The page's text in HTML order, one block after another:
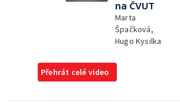
na ČVUT
Marta
Špačková,
Hugo Kysilka
Přehrát celé video